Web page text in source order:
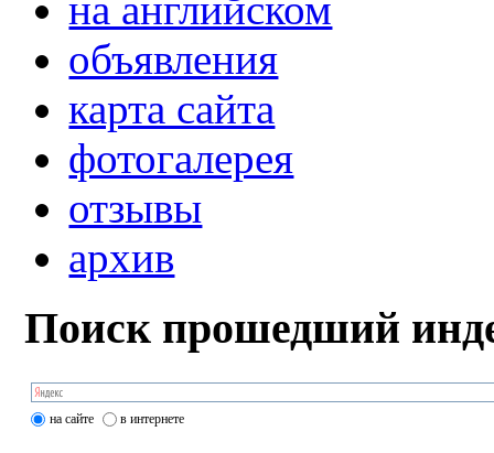
объявления
карта сайта
фотогалерея
отзывы
архив
Поиск прошедший
на сайте в интернете